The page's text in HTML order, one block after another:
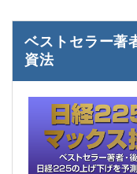
ベストセラー著
資法